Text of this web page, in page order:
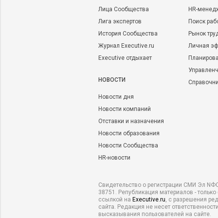
Лица Сообщества
Лига экспертов
История Сообщества
Журнал Executive.ru
Executive отдыхает
НОВОСТИ
Новости дня
Новости компаний
Отставки и назначения
Новости образования
Новости Сообщества
HR-новости
HR-
Поиск
Рынок
Личная
Свидетельство о регистрации СМИ Эл
38751. Републикация материалов - только
ссылкой на Executive.ru, с разрешения
сайта. Редакция не несет
высказывания пользователей на сайте.